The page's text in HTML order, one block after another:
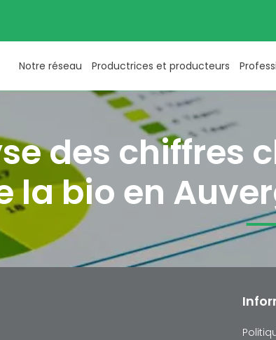
Notre réseau Productrices et producteurs
des chiffres
la bio en